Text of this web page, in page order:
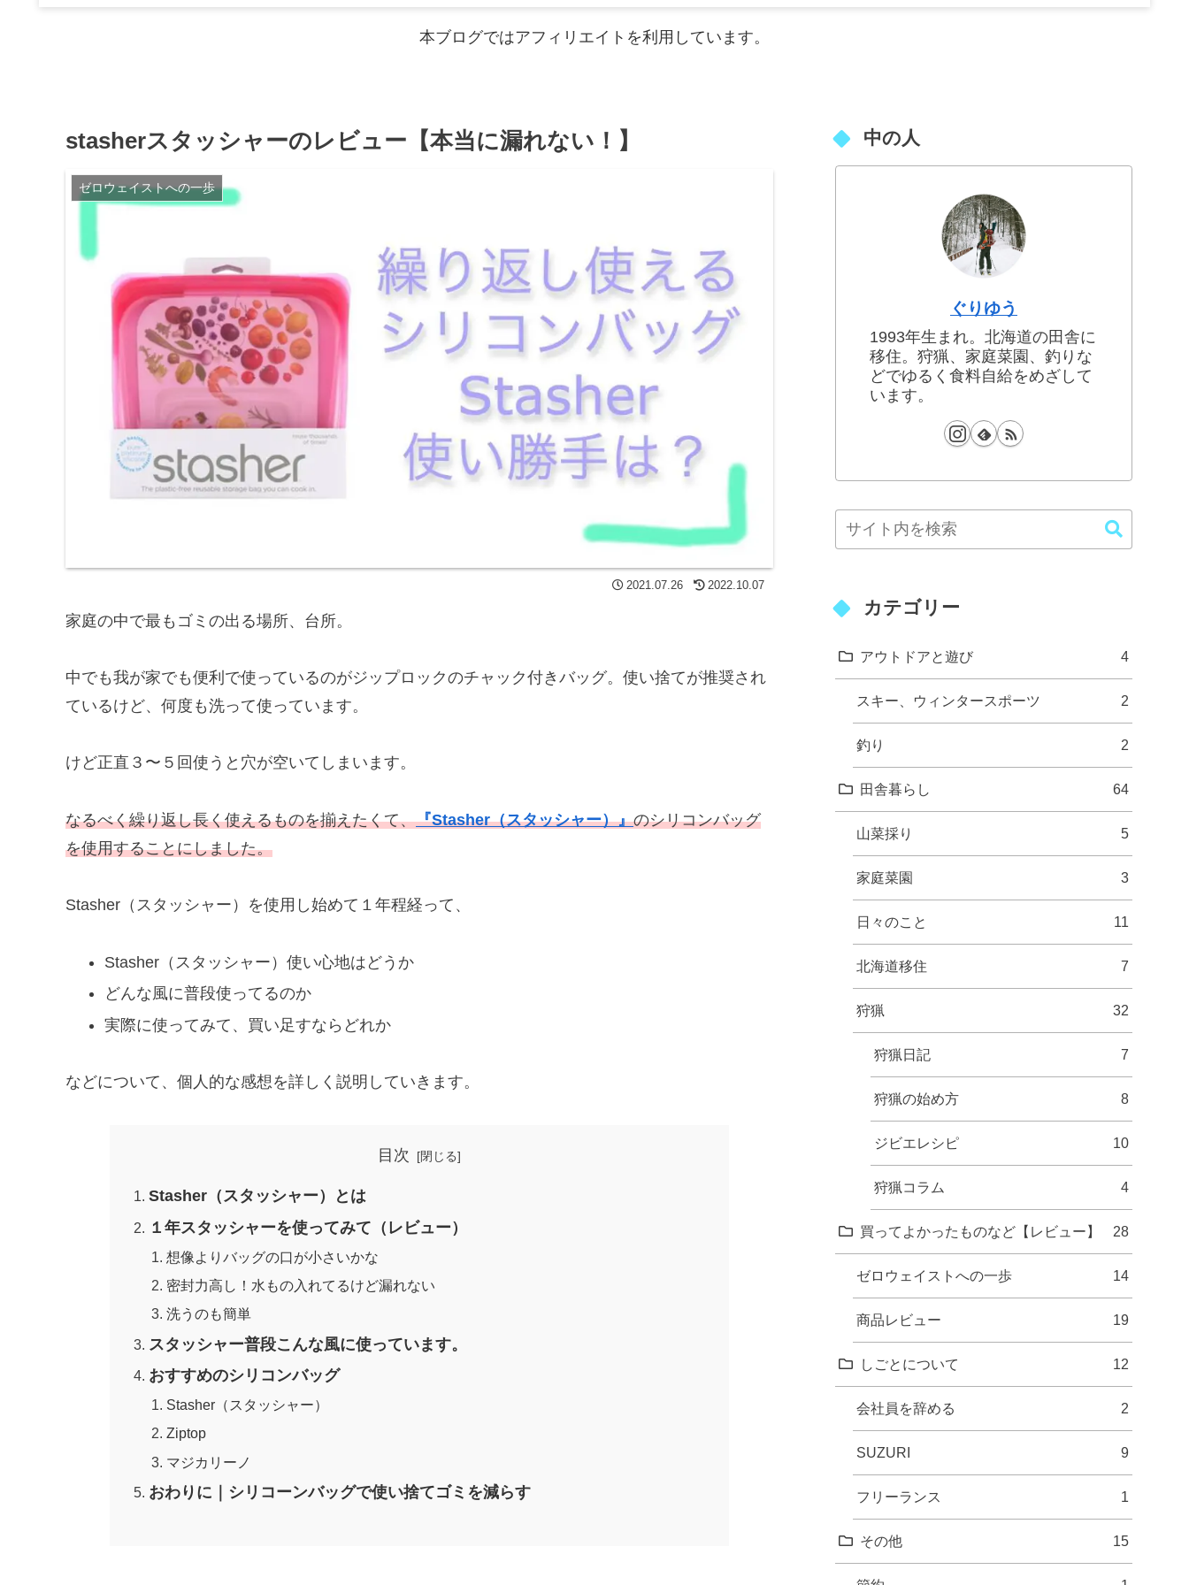
本ブログではアフィリエイトを利用しています。
stasherスタッシャーのレビュー【本当に漏れない！】
ゼロウェイストへの一歩
2021.07.26 2022.10.07
家庭の中で最もゴミの出る場所、台所。
中でも我が家でも便利で使っているのがジップロックのチャック付きバッグ。使い捨てが推奨され
ているけど、何度も洗って使っています。
けど正直３〜５回使うと穴が空いてしまいます。
なるべく繰り返し長く使えるものを揃えたくて、『Stasher（スタッシャー）』のシリコンバッグ
を使用することにしました。
Stasher（スタッシャー）を使用し始めて１年程経って、
Stasher（スタッシャー）使い心地はどうか
どんな風に普段使ってるのか
実際に使ってみて、買い足すならどれか
などについて、個人的な感想を詳しく説明していきます。
目次
Stasher（スタッシャー）とは
１年スタッシャーを使ってみて（レビュー）
想像よりバッグの口が小さいかな
密封力高し！水もの入れてるけど漏れない
洗うのも簡単
スタッシャー普段こんな風に使っています。
おすすめのシリコンバッグ
Stasher（スタッシャー）
Ziptop
マジカリーノ
おわりに｜シリコーンバッグで使い捨てゴミを減らす
中の人
ぐりゆう
1993年生まれ。北海道の田舎に
移住。狩猟、家庭菜園、釣りな
どでゆるく食料自給をめざして
います。
カテゴリー
アウトドアと遊び 4
スキー、ウィンタースポーツ 2
釣り 2
田舎暮らし 64
山菜採り 5
家庭菜園 3
日々のこと 11
北海道移住 7
狩猟 32
狩猟日記 7
狩猟の始め方 8
ジビエレシピ 10
狩猟コラム 4
買ってよかったものなど【レビュー】 28
ゼロウェイストへの一歩 14
商品レビュー 19
しごとについて 12
会社員を辞める 2
SUZURI 9
フリーランス 1
その他 15